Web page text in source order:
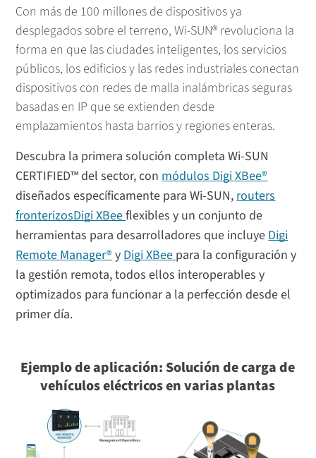
Gestión
Contenido relacionado
Con más de 100 millones de dispositivos ya
desplegados sobre el terreno, Wi-SUN® revoluciona la
forma en que las ciudades inteligentes, los servicios
públicos, los edificios y las redes industriales conectan
dispositivos con redes de malla inalámbricas seguras
basadas en IP que se extienden desde
emplazamientos hasta barrios y regiones enteras.
Descubra la primera solución completa Wi-SUN
CERTIFIED™ del sector, conmódulos Digi XBee®
diseñados específicamente para Wi-SUN,routers
fronterizosDigi XBeeflexibles y un conjunto de
herramientas para desarrolladores que incluyeDigi
Remote Manager®yDigi XBeepara la configuración y
la gestión remota, todos ellos interoperables y
optimizados para funcionar a la perfección desde el
primer día.
Ejemplo de aplicación: Solución de carga de
vehículos eléctricos en varias plantas